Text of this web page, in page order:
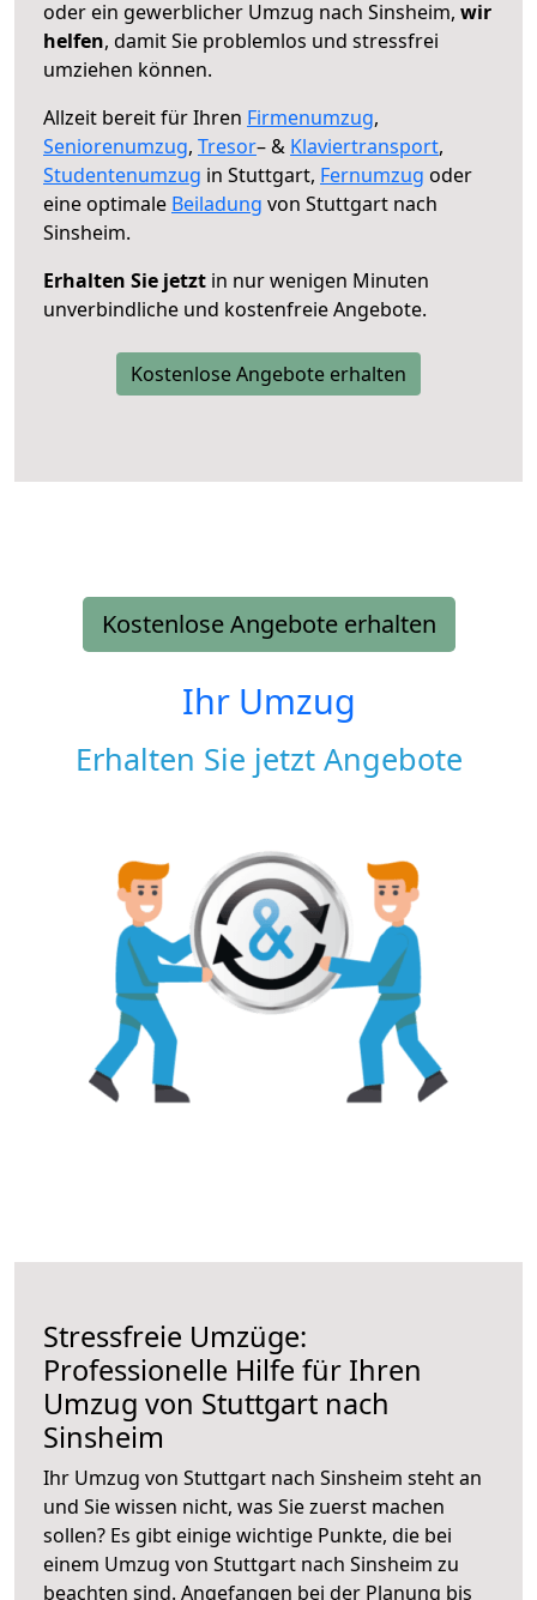
oder ein gewerblicher Umzug nach Sinsheim, wir
helfen, damit Sie problemlos und stressfrei
umziehen können.
Allzeit bereit für Ihren Firmenumzug,
Seniorenumzug, Tresor– & Klaviertransport,
Studentenumzug in Stuttgart, Fernumzug oder
eine optimale Beiladung von Stuttgart nach
Sinsheim.
Erhalten Sie jetzt in nur wenigen Minuten
unverbindliche und kostenfreie Angebote.
Kostenlose Angebote erhalten
Kostenlose Angebote erhalten
Ihr Umzug
Erhalten Sie jetzt Angebote
Stressfreie Umzüge:
Professionelle Hilfe für Ihren
Umzug von Stuttgart nach
Sinsheim
Ihr Umzug von Stuttgart nach Sinsheim steht an
und Sie wissen nicht, was Sie zuerst machen
sollen? Es gibt einige wichtige Punkte, die bei
einem Umzug von Stuttgart nach Sinsheim zu
beachten sind. Angefangen bei der Planung bis